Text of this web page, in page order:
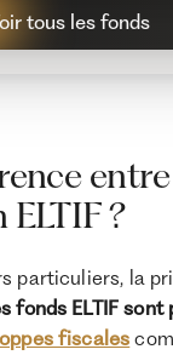
tous les fonds
ELTIF ?
particuliers, la
fonds ELTIF
fiscales